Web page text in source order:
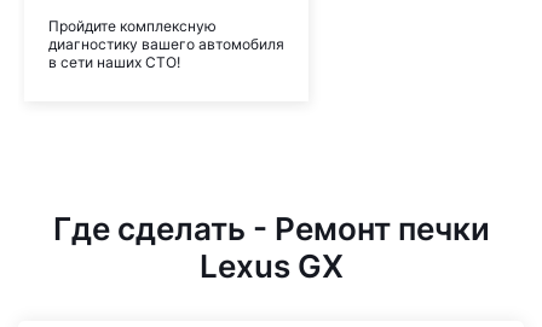
Пройдите комплексную
диагностику вашего автомобиля
в сети наших СТО!
Где сделать - Ремонт печки
Lexus GX